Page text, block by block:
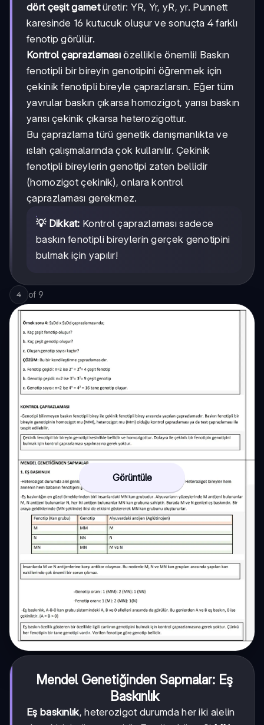
dört çeşit gametüretir: YR, Yr, yR, yr. Punnett
karesinde 16 kutucuk oluşur ve sonuçta 4 farklı
fenotip görülür.
Kontrol çaprazlaması özellikle önemli! Baskın
fenotipli bir bireyin genotipini öğrenmek için
çekinik fenotipli bireyle çaprazlarsın. Eğer tüm
yavrular baskın çıkarsa homozigot, yarısı baskın
yarısı çekinik çıkarsa heterozigottur.
Bu çaprazlama türü genetik danışmanlıkta ve
ıslah çalışmalarında çok kullanılır. Çekinik
fenotipli bireylerin genotipi zaten bellidir
(homozigot çekinik), onlara kontrol
çaprazlaması gerekmez.
💡 Dikkat: Kontrol çaprazlaması sadece
baskın fenotipli bireylerin gerçek genotipini
bulmak için yapılır!
4 of 9
Görüntüle
Mendel Genetiğinden Sapmalar: Eş
Baskınlık
Eş baskınlık, heterozigot durumda her iki alelin